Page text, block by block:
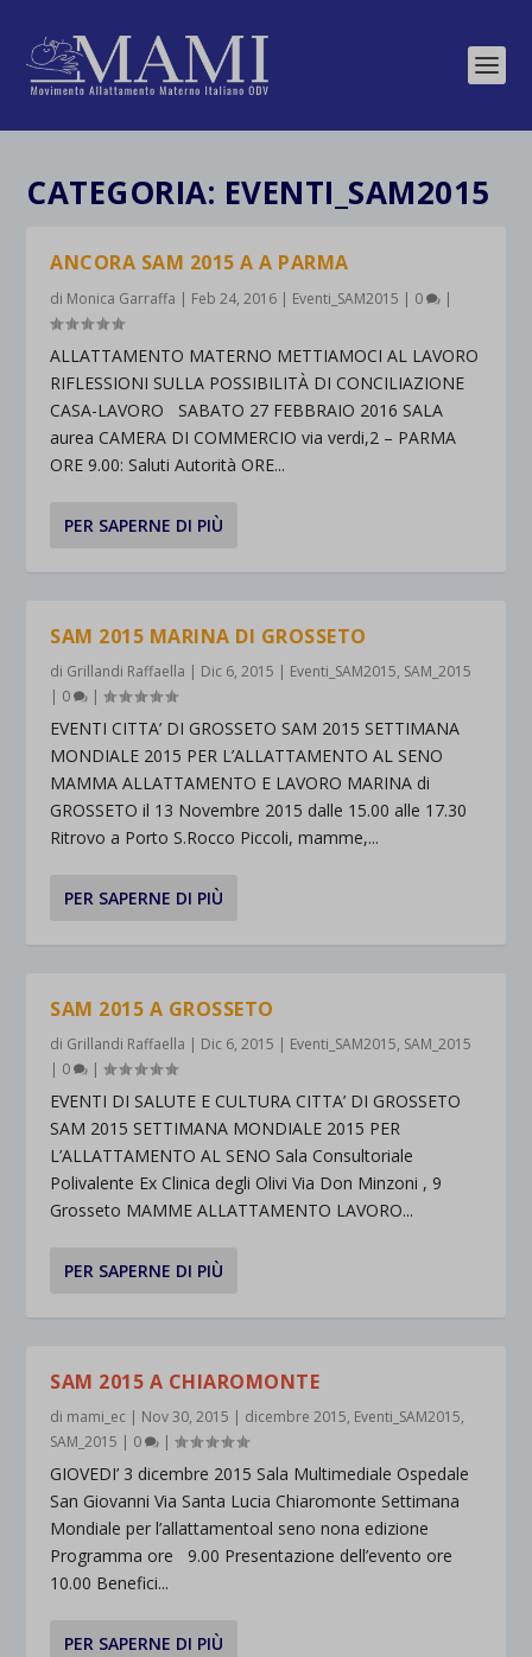
CATEGORIA: EVENTI_SAM2015
ANCORA SAM 2015 A A PARMA
di Monica Garraffa | Feb 24, 2016 | Eventi_SAM2015 | 0 |
ALLATTAMENTO MATERNO METTIAMOCI AL LAVORO
RIFLESSIONI SULLA POSSIBILITÀ DI CONCILIAZIONE
CASA-LAVORO SABATO 27 FEBBRAIO 2016 SALA
aurea CAMERA DI COMMERCIO via verdi,2 – PARMA
ORE 9.00: Saluti Autorità ORE...
PER SAPERNE DI PIÙ
SAM 2015 MARINA DI GROSSETO
di Grillandi Raffaella | Dic 6, 2015 | Eventi_SAM2015, SAM_2015
| 0 |
EVENTI CITTA’ DI GROSSETO SAM 2015 SETTIMANA
MONDIALE 2015 PER L’ALLATTAMENTO AL SENO
MAMMA ALLATTAMENTO E LAVORO MARINA di
GROSSETO il 13 Novembre 2015 dalle 15.00 alle 17.30
Ritrovo a Porto S.Rocco Piccoli, mamme,...
PER SAPERNE DI PIÙ
SAM 2015 A GROSSETO
di Grillandi Raffaella | Dic 6, 2015 | Eventi_SAM2015, SAM_2015
| 0 |
EVENTI DI SALUTE E CULTURA CITTA’ DI GROSSETO
SAM 2015 SETTIMANA MONDIALE 2015 PER
L’ALLATTAMENTO AL SENO Sala Consultoriale
Polivalente Ex Clinica degli Olivi Via Don Minzoni , 9
Grosseto MAMME ALLATTAMENTO LAVORO...
PER SAPERNE DI PIÙ
SAM 2015 A CHIAROMONTE
di mami_ec | Nov 30, 2015 | dicembre 2015, Eventi_SAM2015,
SAM_2015 | 0 |
GIOVEDI’ 3 dicembre 2015 Sala Multimediale Ospedale
San Giovanni Via Santa Lucia Chiaromonte Settimana
Mondiale per l’allattamentoal seno nona edizione
Programma ore 9.00 Presentazione dell’evento ore
10.00 Benefici...
PER SAPERNE DI PIÙ